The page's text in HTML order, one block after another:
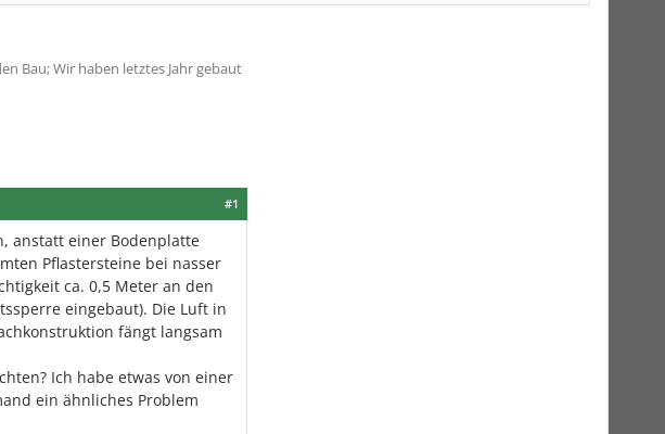
Bau; Wir haben letztes Jahr gebaut
#1
anstatt einer Bodenplatte
Pflastersteine bei nasser
ca. 0,5 Meter an den
eingebaut). Die Luft in
fängt langsam
Ich habe etwas von einer
ein ähnliches Problem